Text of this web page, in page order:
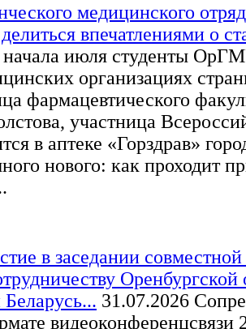
медицинского
впечатлениями о
июля студенты
организациях
фармацевтического
участница
в аптеке «Горздрав»
нового: как проходит
в заседании
Оренбургской
31.07.2026
видеоконференцсвязи